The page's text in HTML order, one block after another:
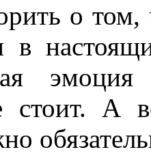
о
в
стоит. А